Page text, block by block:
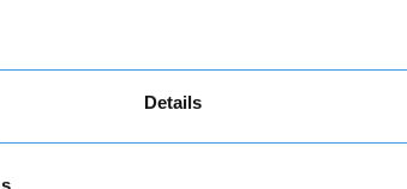
Details